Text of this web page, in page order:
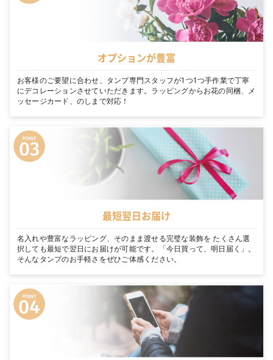
オプションが豊富
お客様のご要望に合わせ、タンプ専門スタッフが1つ1つ手作業で丁寧
にデコレーションさせていただきます。ラッピングからお花の同梱、メ
ッセージカード、のしまで対応！
最短翌日お届け
名入れや豊富なラッピング、そのまま渡せる完璧な装飾を たくさん選
択しても最短で翌日にお届けが可能です。「今日買って、明日届く」。
そんなタンプのお手軽さをぜひご体感ください。